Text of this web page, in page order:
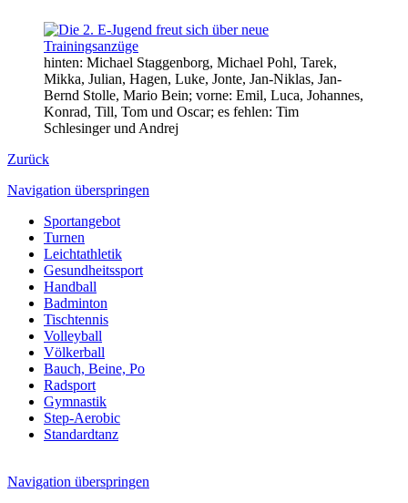
hinten: Michael Staggenborg, Michael Pohl, Tarek,
Mikka, Julian, Hagen, Luke, Jonte, Jan-Niklas, Jan-
Bernd Stolle, Mario Bein; vorne: Emil, Luca, Johannes,
Konrad, Till, Tom und Oscar; es fehlen: Tim
Schlesinger und Andrej
Zurück
Navigation überspringen
Sportangebot
Turnen
Leichtathletik
Gesundheitssport
Handball
Badminton
Tischtennis
Volleyball
Völkerball
Bauch, Beine, Po
Radsport
Gymnastik
Step-Aerobic
Standardtanz
Navigation überspringen